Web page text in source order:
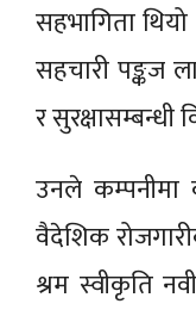
सहभागिता
सहचारी पङ्कज
र सुरक्षासम्बन्धी
उनले कम्पनीमा
वैदेशिक
श्रम स्वीकृति